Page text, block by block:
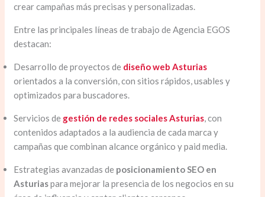
crear campañas más precisas y personalizadas.
Entre las principales líneas de trabajo de Agencia EGOS
destacan:
Desarrollo de proyectos de diseño web Asturias
orientados a la conversión, con sitios rápidos, usables y
optimizados para buscadores.
Servicios de gestión de redes sociales Asturias, con
contenidos adaptados a la audiencia de cada marca y
campañas que combinan alcance orgánico y paid media.
Estrategias avanzadas de posicionamiento SEO en
Asturiaspara mejorar la presencia de los negocios en su